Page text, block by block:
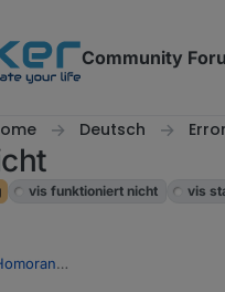
Community
Deutsch
vis funktioniert nicht vis